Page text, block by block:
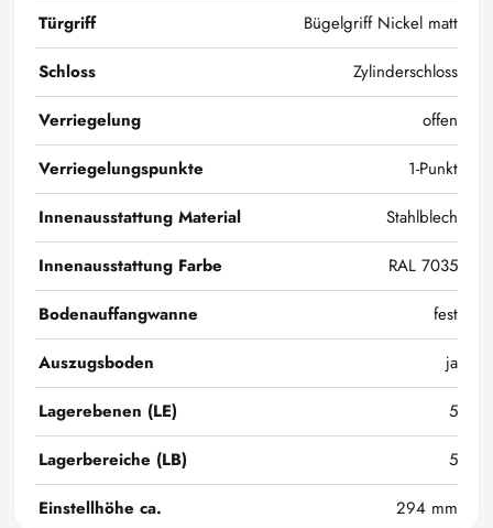
Türgriff
Bügelgriff Nickel matt
Schloss
Zylinderschloss
Verriegelung
offen
Verriegelungspunkte
1-Punkt
Innenausstattung Material
Stahlblech
Innenausstattung Farbe
RAL 7035
Bodenauffangwanne
fest
Auszugsboden
ja
Lagerebenen (LE)
5
Lagerbereiche (LB)
5
Einstellhöhe ca.
294 mm